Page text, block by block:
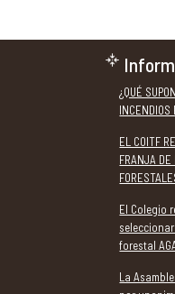
servicio.
¿QUÉ
INCENDIOS
EL COITF
FRANJA DE
El Colegio
forestal
La